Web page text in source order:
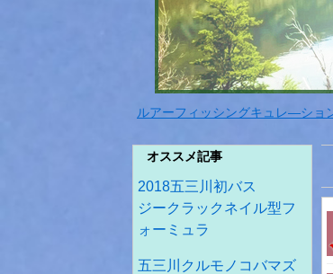
ルアーフィッシングキュレ―ショ
オススメ記事
2018五三川初バス
ジークラックネイル型フ
ォーミュラ
五三川クルモノコバマズ